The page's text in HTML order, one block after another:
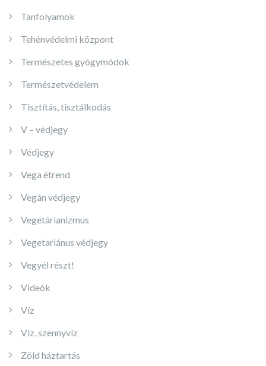
Tanfolyamok
Tehénvédelmi központ
Természetes gyógymódok
Természetvédelem
Tisztítás, tisztálkodás
V – védjegy
Védjegy
Vega étrend
Vegán védjegy
Vegetárianizmus
Vegetariánus védjegy
Vegyél részt!
Videók
Víz
Víz, szennyvíz
Zöld háztartás